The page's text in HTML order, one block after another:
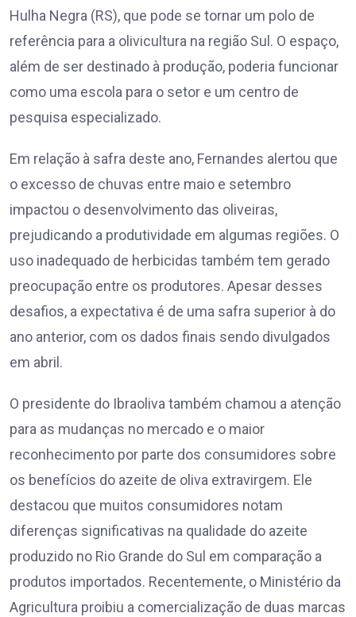
Hulha Negra (RS), que pode se tornar um polo de
referência para a olivicultura na região Sul. O espaço,
além de ser destinado à produção, poderia funcionar
como uma escola para o setor e um centro de
pesquisa especializado.
Em relação à safra deste ano, Fernandes alertou que
o excesso de chuvas entre maio e setembro
impactou o desenvolvimento das oliveiras,
prejudicando a produtividade em algumas regiões. O
uso inadequado de herbicidas também tem gerado
preocupação entre os produtores. Apesar desses
desafios, a expectativa é de uma safra superior à do
ano anterior, com os dados finais sendo divulgados
em abril.
O presidente do Ibraoliva também chamou a atenção
para as mudanças no mercado e o maior
reconhecimento por parte dos consumidores sobre
os benefícios do azeite de oliva extravirgem. Ele
destacou que muitos consumidores notam
diferenças significativas na qualidade do azeite
produzido no Rio Grande do Sul em comparação a
produtos importados. Recentemente, o Ministério da
Agricultura proibiu a comercialização de duas marcas